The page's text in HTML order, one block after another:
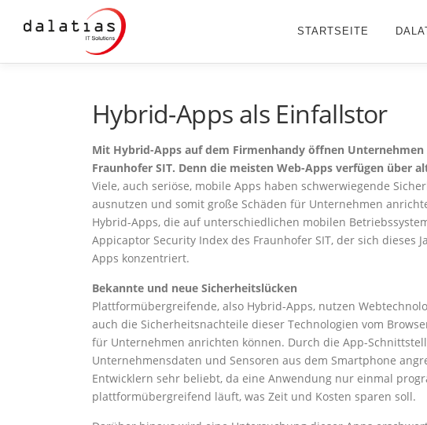
Inhalt
STARTSEITE
Hybrid-Apps als Einfallstor
Mit Hybrid-Apps auf dem Firmenhandy öffnen
Fraunhofer SIT. Denn die meisten Web-Apps verfügen über
Viele, auch seriöse, mobile Apps haben schwerwiegende
ausnutzen und somit große Schäden für Unternehmen
Hybrid-Apps, die auf unterschiedlichen mobilen
Appicaptor Security Index des Fraunhofer SIT, der sich dieses
Apps konzentriert.
Bekannte und neue Sicherheitslücken
Plattformübergreifende, also Hybrid-Apps, nutzen
auch die Sicherheitsnachteile dieser Technologien vom
für Unternehmen anrichten können. Durch die App-
Unternehmensdaten und Sensoren aus dem Smartphone
Entwicklern sehr beliebt, da eine Anwendung nur einmal
plattformübergreifend läuft, was Zeit und Kosten sparen soll.